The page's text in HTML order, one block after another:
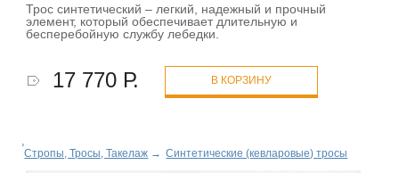
Трос синтетический – легкий, надежный и прочный
элемент, который обеспечивает длительную и
бесперебойную службу лебедки.
17 770 Р. В КОРЗИНУ
Стропы, Тросы, Такелаж → Синтетические (кевларовые) тросы